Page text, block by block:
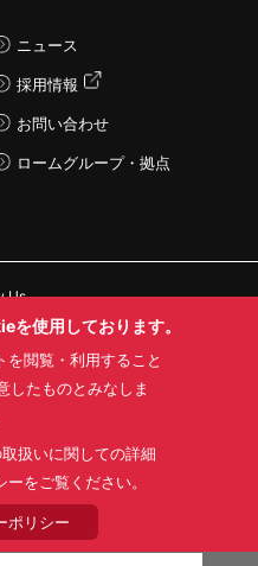
ニュース
採用情報
お問い合わせ
ロームグループ・拠点
Us
サイトマップ
準契約条件書(PDF)
ALL RIGHTS RESERVED.
使用しております。
を閲覧・利用すること
したものとみなしま
扱いに関しての詳細
をご覧ください。
ポリシー